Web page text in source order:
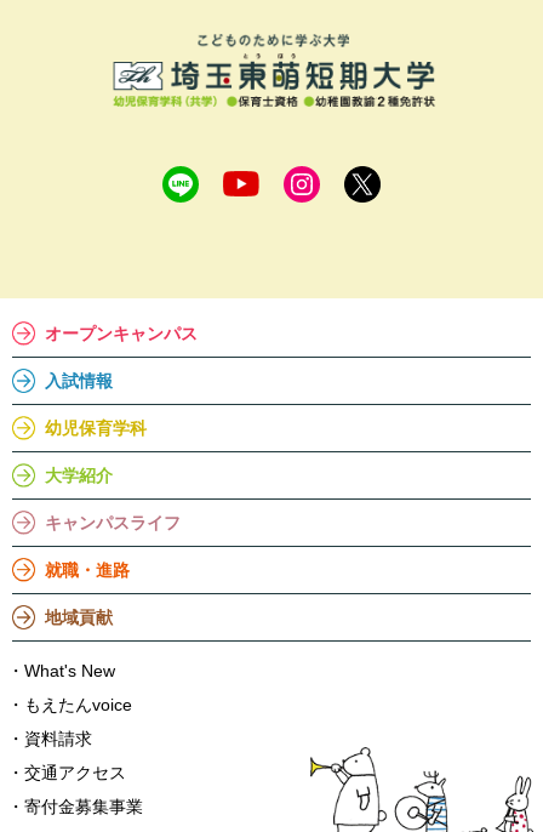
オープンキャンパス
入試情報
幼児保育学科
大学紹介
キャンパスライフ
就職・進路
地域貢献
What's New
もえたんvoice
資料請求
交通アクセス
寄付金募集事業